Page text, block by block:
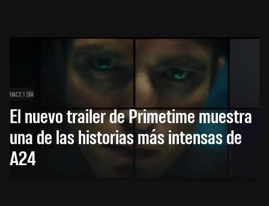
HACE 1 DÍA
El nuevo trailer de Primetime muestra
una de las historias más intensas de
A24